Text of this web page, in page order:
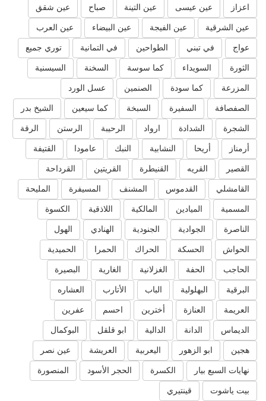
اعزاز عين عيسى عين التينة صباح عين شقق
عين الشرقية عين الفيجة عين البيضاء عين العرب
عواج في تبني الطواحين في التمانية توري جميع
الثورة السويداء كما سوسة السخنة السيسنية
المزرعة كما سودة الصنمين عسل الورد
الصفصافة السفيرة السبخة كما سيعين الشيخ بدر
الشجرة الشدادة ارواد الرحيبة الرستن الرقة
أرمناز أريحا النشابية النبك عامودا القتيفة
القصير القريه القنيطرة القريتين القرداحة
القامشلي القدموس المشنف المسيفرة المليحة
المسمية الميادين المالكية اللاذقية الكسوة
الناصرة الجوادية الجنودية الهنادي الهول
الحواش الحسكة الحراك الحمرا الحميدية
الحاجب الحفة الغزلانية الغارية البصيرة
البرقية البهلولية الباب الأتارب العشاره
العريمة العنازة أخترين احسم عفرين
الديماس الدانة الدالية ابو قلقل البوكمال
هجين ابو الزهور اليعربية العريشة عين نصر
نهايات السبع بيار الكسرة الحجر الأسود المنصورة
بيت ياشوت قينتيري